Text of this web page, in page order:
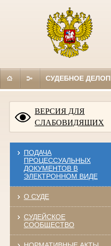
СУДЕБНОЕ
ВЕРСИЯ ДЛЯ
СЛАБОВИДЯЩИХ
ПОДАЧА
ПРОЦЕССУАЛЬНЫХ
ДОКУМЕНТОВ В
ЭЛЕКТРОННОМ ВИДЕ
О СУДЕ
СУДЕЙСКОЕ
СООБЩЕСТВО